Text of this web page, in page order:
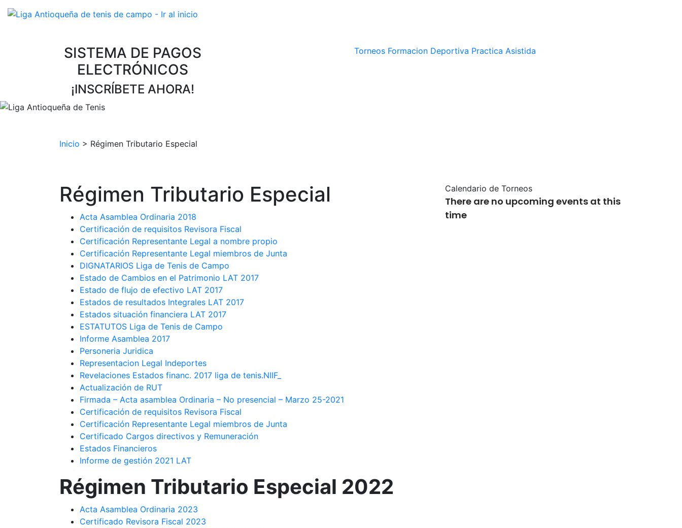
SISTEMA DE PAGOS
ELECTRÓNICOS
¡INSCRÍBETE AHORA!
Torneos Formacion Deportiva Practica Asistida
Inicio > Régimen Tributario Especial
Régimen Tributario Especial
Acta Asamblea Ordinaria 2018
Certificación de requisitos Revisora Fiscal
Certificación Representante Legal a nombre propio
Certificación Representante Legal miembros de Junta
DIGNATARIOS Liga de Tenis de Campo
Estado de Cambios en el Patrimonio LAT 2017
Estado de flujo de efectivo LAT 2017
Estados de resultados Integrales LAT 2017
Estados situación financiera LAT 2017
ESTATUTOS Liga de Tenis de Campo
Informe Asamblea 2017
Personeria Juridica
Representacion Legal Indeportes
Revelaciones Estados financ. 2017 liga de tenis.NIIF_
Actualización de RUT
Firmada – Acta asamblea Ordinaria – No presencial – Marzo 25-2021
Certificación de requisitos Revisora Fiscal
Certificación Representante Legal miembros de Junta
Certificado Cargos directivos y Remuneración
Estados Financieros
Informe de gestión 2021 LAT
Régimen Tributario Especial 2022
Acta Asamblea Ordinaria 2023
Certificado Revisora Fiscal 2023
Calendario de Torneos
There are no upcoming events at this
time